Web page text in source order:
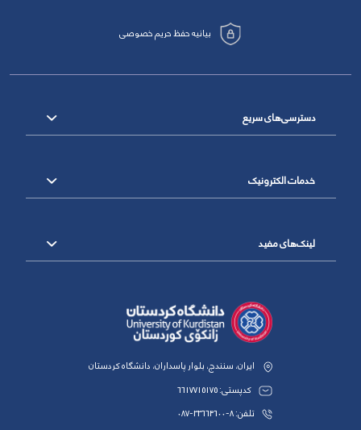
بیانیه حفظ حریم خصوصی
دسترسی‌های سریع
خدمات الکترونیک
لینک‌های مفید
ایران، سنندج، بلوار پاسداران، دانشگاه کردستان
کدپستی: 6617715175
تلفن: 8-33664600-087